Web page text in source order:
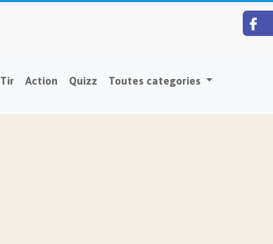
Tir Action Quizz Toutes categories